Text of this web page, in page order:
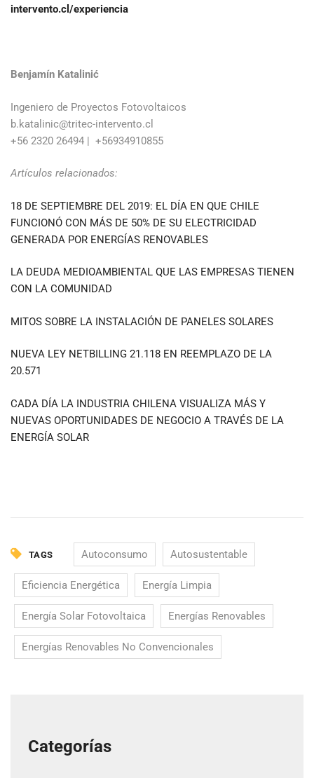
intervento.cl/experiencia
Benjamín Katalinić
Ingeniero de Proyectos Fotovoltaicos
b.katalinic@tritec-intervento.cl
+56 2320 26494 | +56934910855
Artículos relacionados:
18 DE SEPTIEMBRE DEL 2019: EL DÍA EN QUE CHILE
FUNCIONÓ CON MÁS DE 50% DE SU ELECTRICIDAD
GENERADA POR ENERGÍAS RENOVABLES
LA DEUDA MEDIOAMBIENTAL QUE LAS EMPRESAS TIENEN
CON LA COMUNIDAD
MITOS SOBRE LA INSTALACIÓN DE PANELES SOLARES
NUEVA LEY NETBILLING 21.118 EN REEMPLAZO DE LA
20.571
CADA DÍA LA INDUSTRIA CHILENA VISUALIZA MÁS Y
NUEVAS OPORTUNIDADES DE NEGOCIO A TRAVÉS DE LA
ENERGÍA SOLAR
TAGS Autoconsumo Autosustentable
Eficiencia Energética Energía Limpia
Energía Solar Fotovoltaica Energías Renovables
Energías Renovables No Convencionales
Categorías